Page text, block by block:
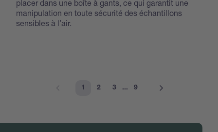
placer dans une boîte à gants, ce qui garantit une
manipulation en toute sécurité des échantillons
sensibles à l’air.
1 2 3 ... 9